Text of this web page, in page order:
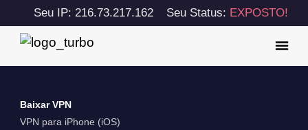
Seu IP: 216.73.217.162 Seu Status: EXPOSTO!
Baixar VPN
VPN para iPhone (iOS)